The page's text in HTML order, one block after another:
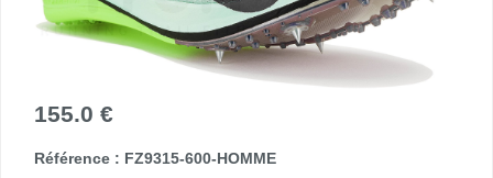
155.0 €
Référence : FZ9315-600-HOMME